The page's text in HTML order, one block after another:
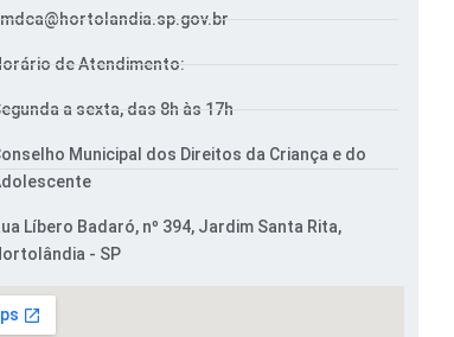
de Atendimento:
a sexta, das 8h às 17h
Municipal dos Direitos da Criança e do
Líbero Badaró, nº 394, Jardim Santa Rita,
- SP